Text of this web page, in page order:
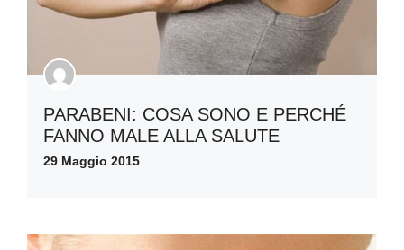
PARABENI: COSA SONO E PERCHÉ
FANNO MALE ALLA SALUTE
29 Maggio 2015